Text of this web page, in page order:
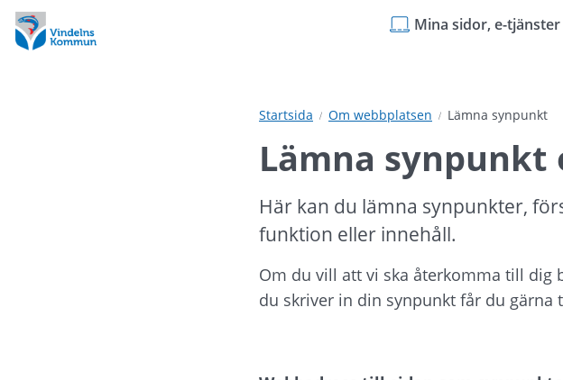
Hoppa
till
innehåll
Hoppa
till
undermeny
Mina sidor, e-tjänster
Startsida Om webbplatsen Lämna synpunkt
Lämna synpunkt
Här kan du lämna synpunkter,
funktion eller innehåll.
Om du vill att vi ska återkomma till dig
du skriver in din synpunkt får du